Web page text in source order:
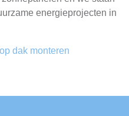
energieprojecten in
dak monteren